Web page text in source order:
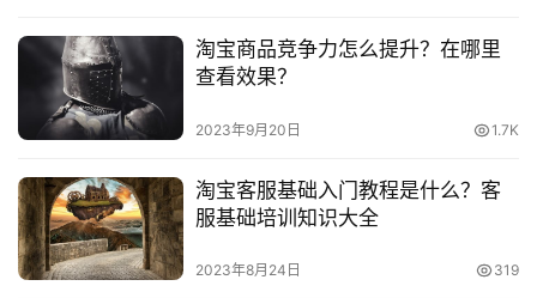
淘
宝
分
享
京东如何申请价格保护？申请条件有哪些？
本文来自投稿，不代表早谈创业网立场，作者：欧阳, 微澜，如
若转载，请注明出处：
https://www.zaotuan.com.cn/141377.html
版权声明：本文内容由互联网用户自发贡献，该文观点仅代表
淘宝商品竞争力怎么提升？在哪里
查看效果？
2023年9月20日 1.7K
淘宝客服基础入门教程是什么？客
服基础培训知识大全
2023年8月24日 319